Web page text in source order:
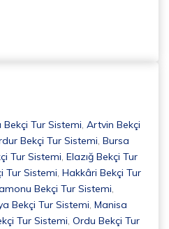
Tur Sistemi, Artvin Bekçi
Bekçi Tur Sistemi, Bursa
Tur Sistemi, Elazığ Bekçi Tur
Tur Sistemi, Hakkâri Bekçi Tur
Bekçi Tur Sistemi,
Bekçi Tur Sistemi, Manisa
Tur Sistemi, Ordu Bekçi Tur